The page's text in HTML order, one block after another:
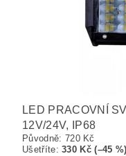
LED PRACOVNÍ
12V/24V, IP68
Původně: 720 Kč
Ušetříte:330 Kč (–45 %)